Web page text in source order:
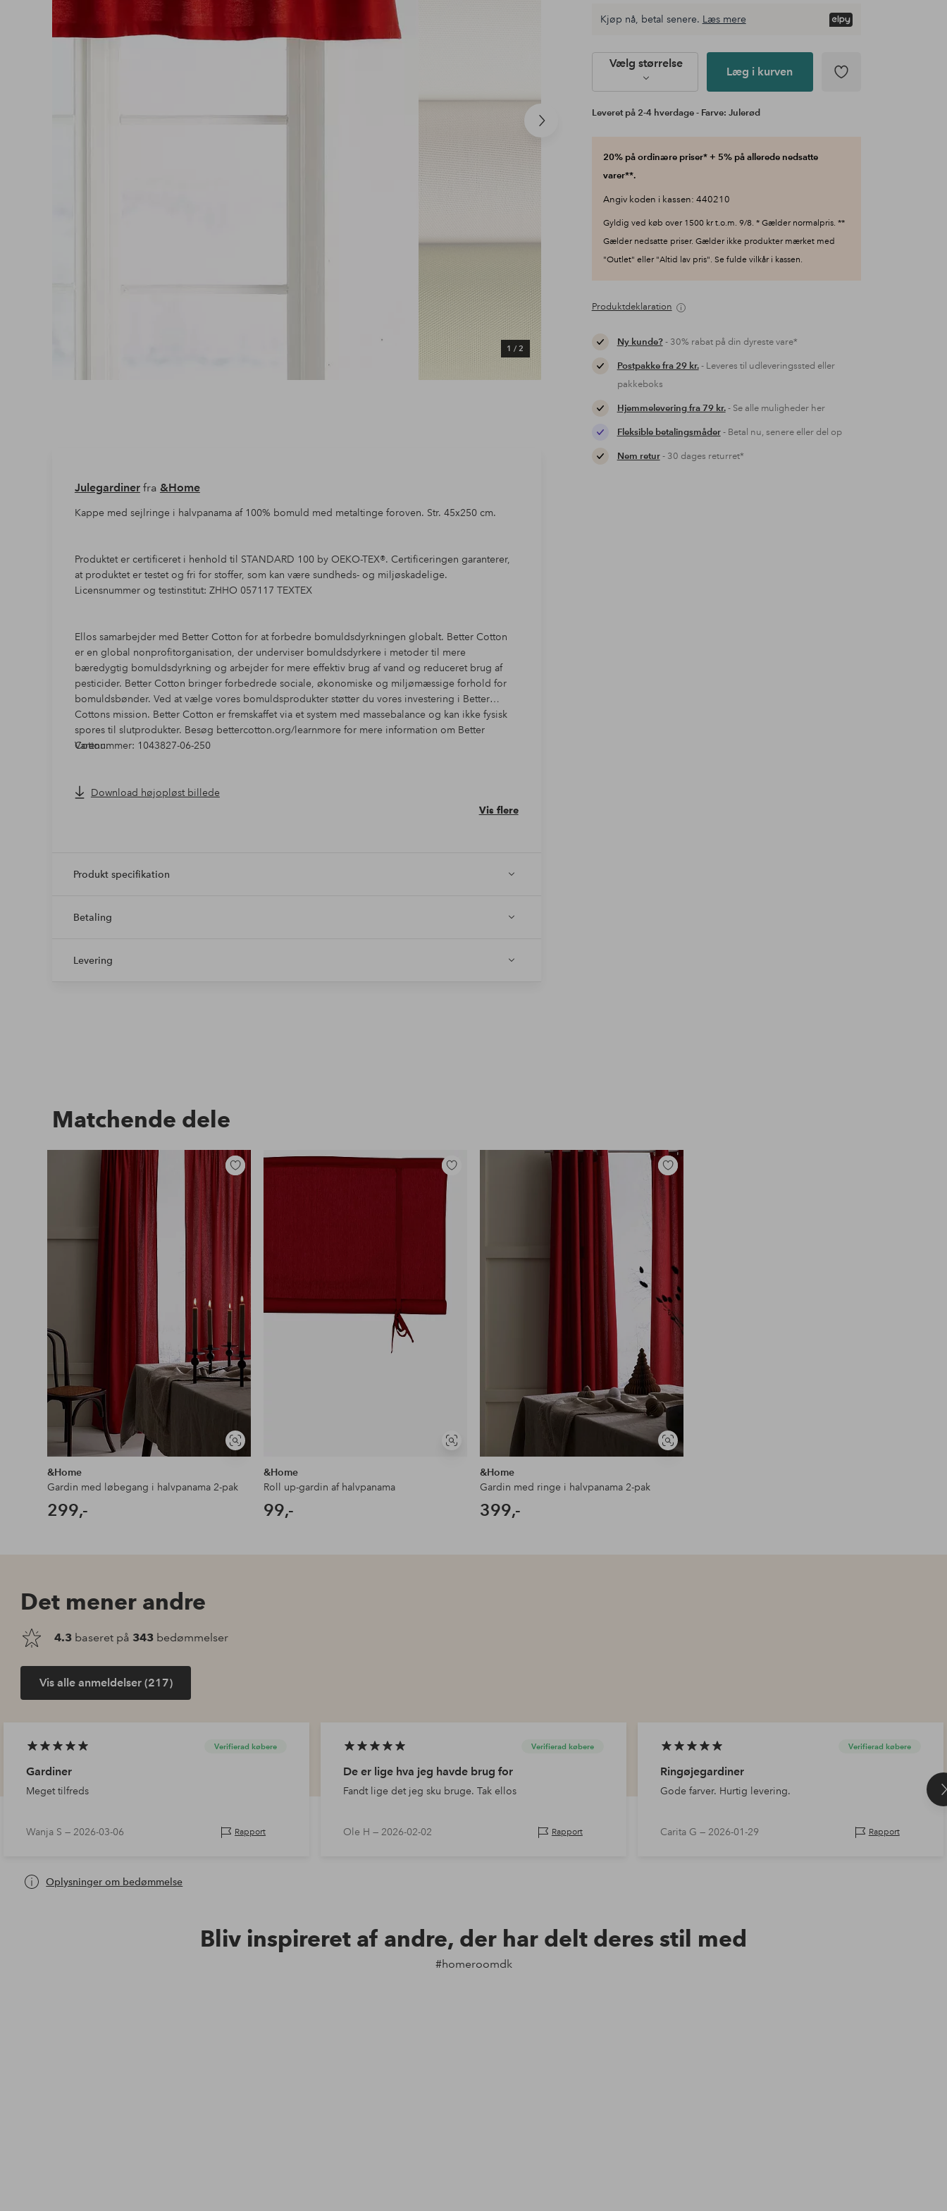
Næste
produkt
1 / 2
Kjøp nå, betal senere. Læs mere
Vælg størrelse
Læg i kurven
Leveret på 2-4 hverdage - Farve: Julerød
20% på ordinære priser* + 5% på allerede nedsatte
varer**.
Angiv koden i kassen: 440210
Gyldig ved køb over 1500 kr t.o.m. 9/8. * Gælder normalpris. **
Gælder nedsatte priser. Gælder ikke produkter mærket med
"Outlet" eller "Altid lav pris". Se fulde vilkår i kassen.
Produktdeklaration
Ny kunde?- 30% rabat på din dyreste vare*
Postpakke fra 29 kr.- Leveres til udleveringssted eller
pakkeboks
Hjemmelevering fra 79 kr.- Se alle muligheder her
Fleksible betalingsmåder- Betal nu, senere eller del op
Nem retur- 30 dages returret*
Julegardinerfra &Home
Kappe med sejlringe i halvpanama af 100% bomuld med metaltinge foroven. Str. 45x250 cm.
Produktet er certificeret i henhold til STANDARD 100 by OEKO-TEX®. Certificeringen garanterer,
at produktet er testet og fri for stoffer, som kan være sundheds- og miljøskadelige.
Licensnummer og testinstitut: ZHHO 057117 TEXTEX
Ellos samarbejder med Better Cotton for at forbedre bomuldsdyrkningen globalt. Better Cotton
er en global nonprofitorganisation, der underviser bomuldsdyrkere i metoder til mere
bæredygtig bomuldsdyrkning og arbejder for mere effektiv brug af vand og reduceret brug af
pesticider. Better Cotton bringer forbedrede sociale, økonomiske og miljømæssige forhold for
bomuldsbønder. Ved at vælge vores bomuldsprodukter støtter du vores investering i Better
Cottons mission. Better Cotton er fremskaffet via et system med massebalance og kan ikke fysisk
spores til slutprodukter. Besøg bettercotton.org/learnmore for mere information om Better
Cotton.
Varenummer: 1043827-06-250
Download højopløst billede
Vis flere
Produkt specifikation
Betaling
Levering
Matchende dele
Se
lignende
&Home
Gardin med løbegang i halvpanama 2-pak
299,-
Se
Tilføj
til
favoritter
&Home
Roll up-gardin af halvpanama
99,-
Se
lignende
&Home
Gardin med ringe i halvpanama 2-pak
399,-
Det mener andre
4.3 baseret på 343 bedømmelser
Vis alle anmeldelser (217)
Verifierad købere
Gardiner
Meget tilfreds
Wanja S —2026-03-06 Rapport
Verifierad købere
De er lige hva jeg havde brug for
Fandt lige det jeg sku bruge. Tak ellos
Ole H —2026-02-02 Rapport
Verifierad købere
Ringøjegardiner
Gode farver. Hurtig levering.
Carita G — 2026-01-29 Rapport
Oplysninger om bedømmelse
Bliv inspireret af andre, der har delt deres stil med
#homeroomdk